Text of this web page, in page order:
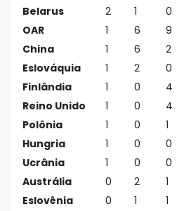
Belarus
2 1 0
OAR
1 6 9
China
1 6 2
Eslováquia
1 2 0
Finlândia
1 0 4
Reino Unido
1 0 4
Polônia
1 0 1
Hungria
1 0 0
Ucrânia
1 0 0
Austrália
0 2 1
Eslovênia
0 1 1